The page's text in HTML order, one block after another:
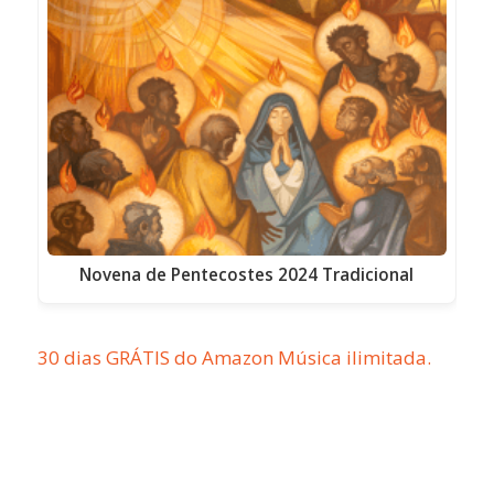
Novena de Pentecostes 2024 Tradicional
30 dias GRÁTIS do Amazon Música ilimitada.